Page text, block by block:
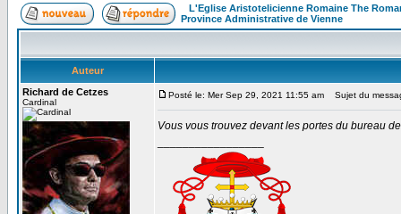
L'Eglise Aristotelicienne Romaine The
Province Administrative de Vienne
Auteur
Richard de Cetzes
Cardinal
Posté le: Mer Sep 29, 2021 11:55 am Sujet du
Vous vous trouvez devant les portes du bureau